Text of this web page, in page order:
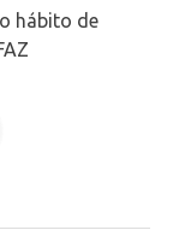
hábito de